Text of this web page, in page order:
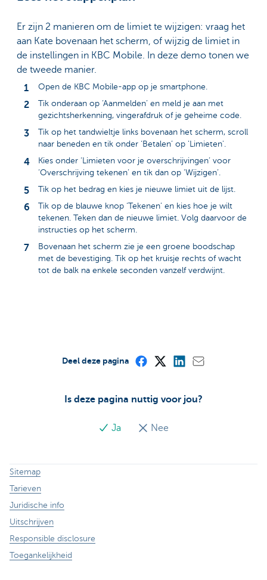
Er zijn 2 manieren om de limiet te wijzigen: vraag het
aan Kate bovenaan het scherm, of wijzig de limiet in
de instellingen in KBC Mobile. In deze demo tonen we
de tweede manier.
Open de KBC Mobile-app op je smartphone.
Tik onderaan op ‘Aanmelden’ en meld je aan met
gezichtsherkenning, vingerafdruk of je geheime code.
Tik op het tandwieltje links bovenaan het scherm, scroll
naar beneden en tik onder ‘Betalen’ op 'Limieten'.
Kies onder ‘Limieten voor je overschrijvingen’ voor
‘Overschrijving tekenen’ en tik dan op ‘Wijzigen’.
Tik op het bedrag en kies je nieuwe limiet uit de lijst.
Tik op de blauwe knop ‘Tekenen’ en kies hoe je wilt
tekenen. Teken dan de nieuwe limiet. Volg daarvoor de
instructies op het scherm.
Bovenaan het scherm zie je een groene boodschap
met de bevestiging. Tik op het kruisje rechts of wacht
tot de balk na enkele seconden vanzelf verdwijnt.
Is deze pagina nuttig voor jou?
Ja Nee
Deel deze pagina
Sitemap
Tarieven
Juridische info
Uitschrijven
Responsible disclosure
Toegankelijkheid